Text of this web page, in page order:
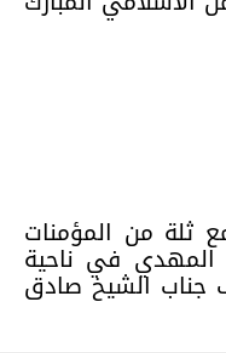
ثلة من المؤمنات
المهدي في ناحية
جناب الشيخ صادق